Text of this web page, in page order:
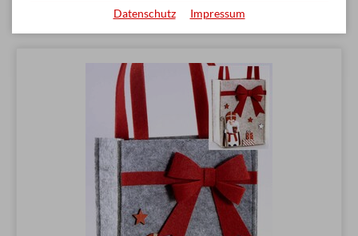
1 2 keyboard_arrow_right
Datenschutz Impressum